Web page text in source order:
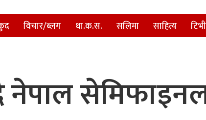
विचार/ब्लग था.क.स. सलिमा साहित्य टिभी
नेपाल